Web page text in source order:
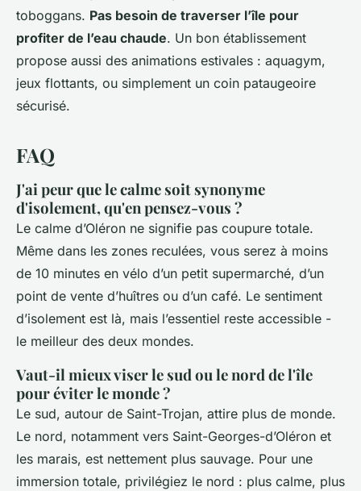
toboggans. Pas besoin de traverser l’île pour
profiter de l’eau chaude. Un bon établissement
propose aussi des animations estivales : aquagym,
jeux flottants, ou simplement un coin pataugeoire
sécurisé.
FAQ
J'ai peur que le calme soit synonyme
d'isolement, qu'en pensez-vous ?
Le calme d’Oléron ne signifie pas coupure totale.
Même dans les zones reculées, vous serez à moins
de 10 minutes en vélo d’un petit supermarché, d’un
point de vente d’huîtres ou d’un café. Le sentiment
d’isolement est là, mais l’essentiel reste accessible -
le meilleur des deux mondes.
Vaut-il mieux viser le sud ou le nord de l'île
pour éviter le monde ?
Le sud, autour de Saint-Trojan, attire plus de monde.
Le nord, notamment vers Saint-Georges-d’Oléron et
les marais, est nettement plus sauvage. Pour une
immersion totale, privilégiez le nord : plus calme, plus